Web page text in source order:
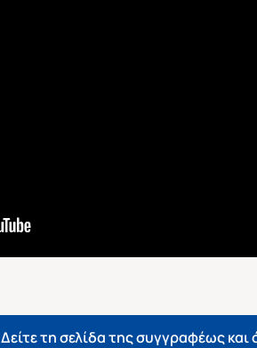
Δείτε τη σελίδα της συγγραφέως και